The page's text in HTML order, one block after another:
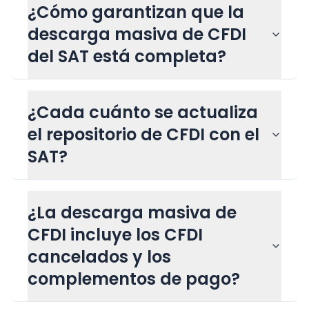
¿Cómo garantizan que la
descarga masiva de CFDI
del SAT está completa?
¿Cada cuánto se actualiza
el repositorio de CFDI con el
SAT?
¿La descarga masiva de
CFDI incluye los CFDI
cancelados y los
complementos de pago?